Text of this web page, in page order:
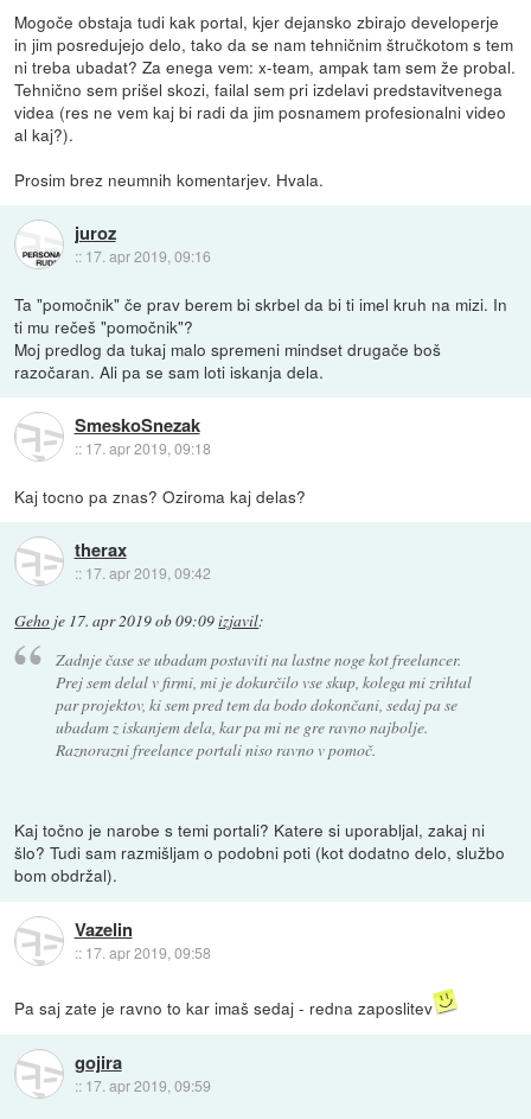
Mogoče obstaja tudi kak portal, kjer dejansko zbirajo developerje
in jim posredujejo delo, tako da se nam tehničnim štručkotom s tem
ni treba ubadat? Za enega vem: x-team, ampak tam sem že probal.
Tehnično sem prišel skozi, failal sem pri izdelavi predstavitvenega
videa (res ne vem kaj bi radi da jim posnamem profesionalni video
al kaj?).
Prosim brez neumnih komentarjev. Hvala.
juroz
:: 17. apr 2019, 09:16
Ta "pomočnik" če prav berem bi skrbel da bi ti imel kruh na mizi. In
ti mu rečeš "pomočnik"?
Moj predlog da tukaj malo spremeni mindset drugače boš
razočaran. Ali pa se sam loti iskanja dela.
SmeskoSnezak
:: 17. apr 2019, 09:18
Kaj tocno pa znas? Oziroma kaj delas?
therax
:: 17. apr 2019, 09:42
Geho je 17. apr 2019 ob 09:09izjavil:
Zadnje čase se ubadam postaviti na lastne noge kot freelancer.
Prej sem delal v firmi, mi je dokurčilo vse skup, kolega mi zrihtal
par projektov, ki sem pred tem da bodo dokončani, sedaj pa se
ubadam z iskanjem dela, kar pa mi ne gre ravno najbolje.
Raznorazni freelance portali niso ravno v pomoč.
Kaj točno je narobe s temi portali? Katere si uporabljal, zakaj ni
šlo? Tudi sam razmišljam o podobni poti (kot dodatno delo, službo
bom obdržal).
Vazelin
:: 17. apr 2019, 09:58
Pa saj zate je ravno to kar imaš sedaj - redna zaposlitev
gojira
:: 17. apr 2019, 09:59